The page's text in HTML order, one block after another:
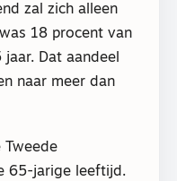
zal zich alleen
18 procent van
Dat aandeel
naar meer dan
65-jarige leeftijd.